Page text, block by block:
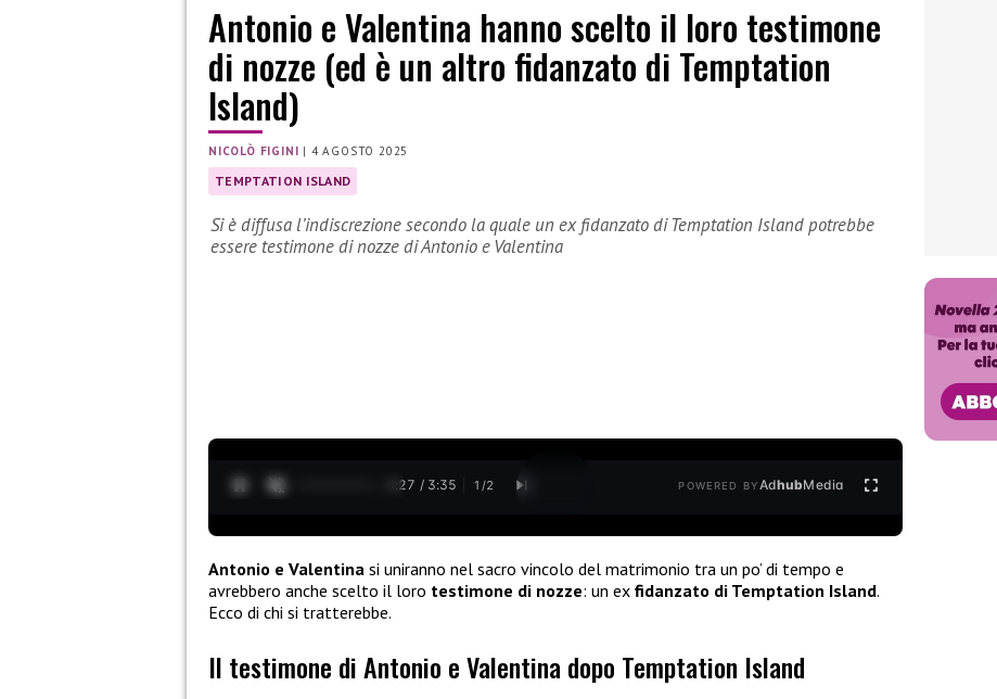
Antonio e Valentina hanno scelto il loro testimone
di nozze (ed è un altro fidanzato di Temptation
Island)
NICOLÒ FIGINI | 4 AGOSTO 2025
TEMPTATION ISLAND
Si è diffusa l’indiscrezione secondo la quale un ex fidanzato di Temptation Island potrebbe
essere testimone di nozze di Antonio e Valentina
0:27 / 3:35 1 /2 POWERED BYAdhubMedia
Antonio e Valentina si uniranno nel sacro vincolo del matrimonio tra un po’ di tempo e
avrebbero anche scelto il loro testimone di nozze: un ex fidanzato di Temptation Island.
Ecco di chi si tratterebbe.
Il testimone di Antonio e Valentina dopo Temptation Island